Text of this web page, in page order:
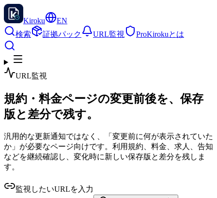
Kiroku
EN
検索
証拠パック URL監視 ProKirokuとは
URL監視
規約・料金ページの変更前後を、保存
版と差分で残す。
汎用的な更新通知ではなく、「変更前に何が表示されていた
か」が必要なページ向けです。利用規約、料金、求人、告知
などを継続確認し、変化時に新しい保存版と差分を残しま
す。
監視したいURLを入力